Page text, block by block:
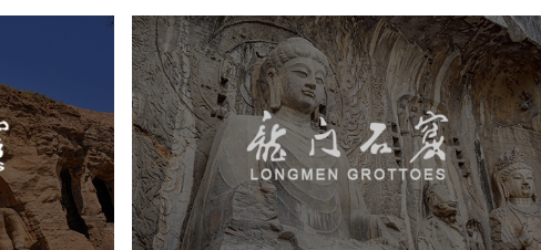
网页设计
龙门石窟
旅游休闲 景区网站建设 品牌官网 网页设计